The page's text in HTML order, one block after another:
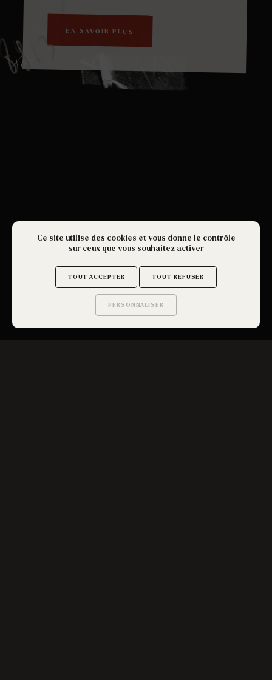
EN SAVOIR PLUS
les secrets de ce site ?
Ce site utilise des cookies et vous donne le contrôle
sur ceux que vous souhaitez activer
TOUT ACCEPTER TOUT REFUSER
PERSONNALISER